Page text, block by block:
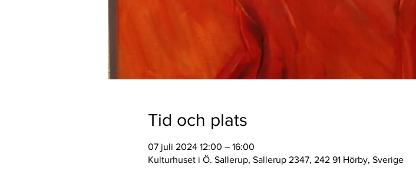
Tid och plats
07 juli 2024 12:00 – 16:00
Kulturhuset i Ö. Sallerup, Sallerup 2347, 242 91 Hörby, Sverige